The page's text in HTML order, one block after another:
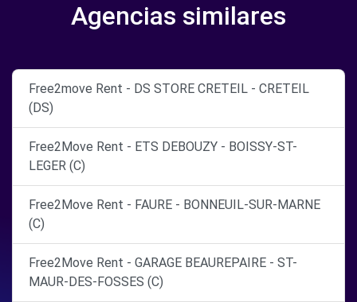
Agencias similares
Free2move Rent - DS STORE CRETEIL - CRETEIL
(DS)
Free2Move Rent - ETS DEBOUZY - BOISSY-ST-
LEGER (C)
Free2Move Rent - FAURE - BONNEUIL-SUR-MARNE
(C)
Free2Move Rent - GARAGE BEAUREPAIRE - ST-
MAUR-DES-FOSSES (C)